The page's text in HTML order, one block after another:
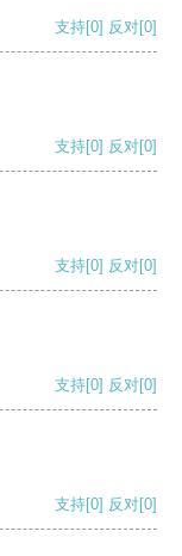
支持[0] 反对[0]
支持[0] 反对[0]
支持[0] 反对[0]
支持[0] 反对[0]
支持[0] 反对[0]